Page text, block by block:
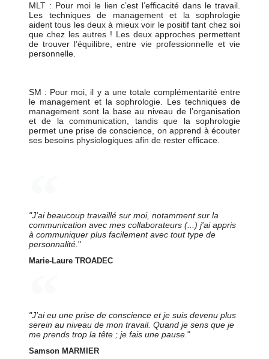
MLT : Pour moi le lien c’est l’efficacité dans le travail.
Les techniques de management et la sophrologie
aident tous les deux à mieux voir le positif tant chez soi
que chez les autres ! Les deux approches permettent
de trouver l’équilibre, entre vie professionnelle et vie
personnelle.
SM : Pour moi, il y a une totale complémentarité entre
le management et la sophrologie. Les techniques de
management sont la base au niveau de l’organisation
et de la communication, tandis que la sophrologie
permet une prise de conscience, on apprend à écouter
ses besoins physiologiques afin de rester efficace.
"J'ai beaucoup travaillé sur moi, notamment sur la
communication avec mes collaborateurs (...) j'ai appris
à communiquer plus facilement avec tout type de
personnalité."
Marie-Laure TROADEC
"J'ai eu une prise de conscience et je suis devenu plus
serein au niveau de mon travail. Quand je sens que je
me prends trop la tête ; je fais une pause."
Samson MARMIER